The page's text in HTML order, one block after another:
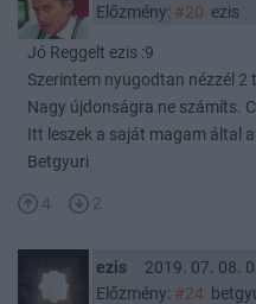
Előzmény: #20 ezis
Jó Reggelt ezis :9
Szerintem nyugodtan nézzél 2
Nagy újdonságra ne számíts.
Itt leszek a saját magam által
Betgyuri
4 2
ezis
2019. 07. 08.
Előzmény: #24